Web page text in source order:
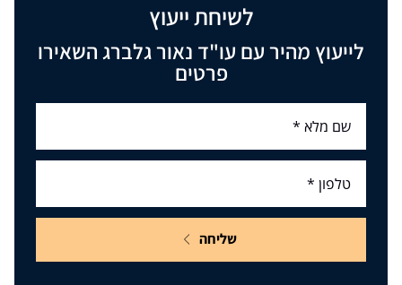
לשיחת ייעוץ
לייעוץ מהיר עם עו"ד נאור גלברג השאירו
פרטים
שליחה